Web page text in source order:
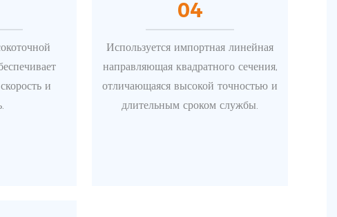
и
04
Используется импортная линейная
направляющая квадратного сечения,
отличающаяся высокой точностью и
длительным сроком службы.